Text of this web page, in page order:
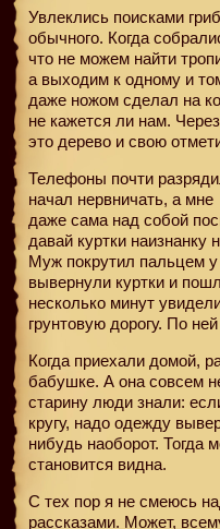
Увлеклись поисками
обычного. Когда
что не можем найти
а выходим к одному и
даже ножом сделал на
не кажется ли нам.
это дерево и свою
Телефоны почти
начал нервничать, а мне
даже сама над собой
давай куртки
Муж покрутил пальцем у
вывернули куртки и
несколько минут
грунтовую дорогу. По
Когда приехали домой,
бабушке. А она совсем
старину люди знали:
кругу, надо одежду
нибудь наоборот. Тогда
становится видна.
С тех пор я не смеюсь
рассказами. Может,